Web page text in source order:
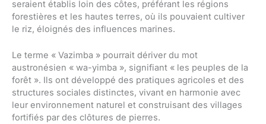
seraient établis loin des côtes, préférant les régions
forestières et les hautes terres, où ils pouvaient cultiver
le riz, éloignés des influences marines.
Le terme « Vazimba » pourrait dériver du mot
austronésien « wa-yimba », signifiant « les peuples de la
forêt ». Ils ont développé des pratiques agricoles et des
structures sociales distinctes, vivant en harmonie avec
leur environnement naturel et construisant des villages
fortifiés par des clôtures de pierres.